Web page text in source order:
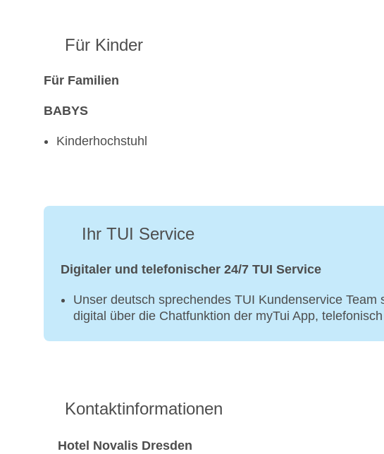
Für Kinder
Für Familien
BABYS
Kinderhochstuhl
Ihr TUI Service
Digitaler und telefonischer 24/7 TUI Service
Unser deutsch sprechendes TUI Kundenservice
digital über die Chatfunktion der myTui App,
Kontaktinformationen
Hotel Novalis Dresden